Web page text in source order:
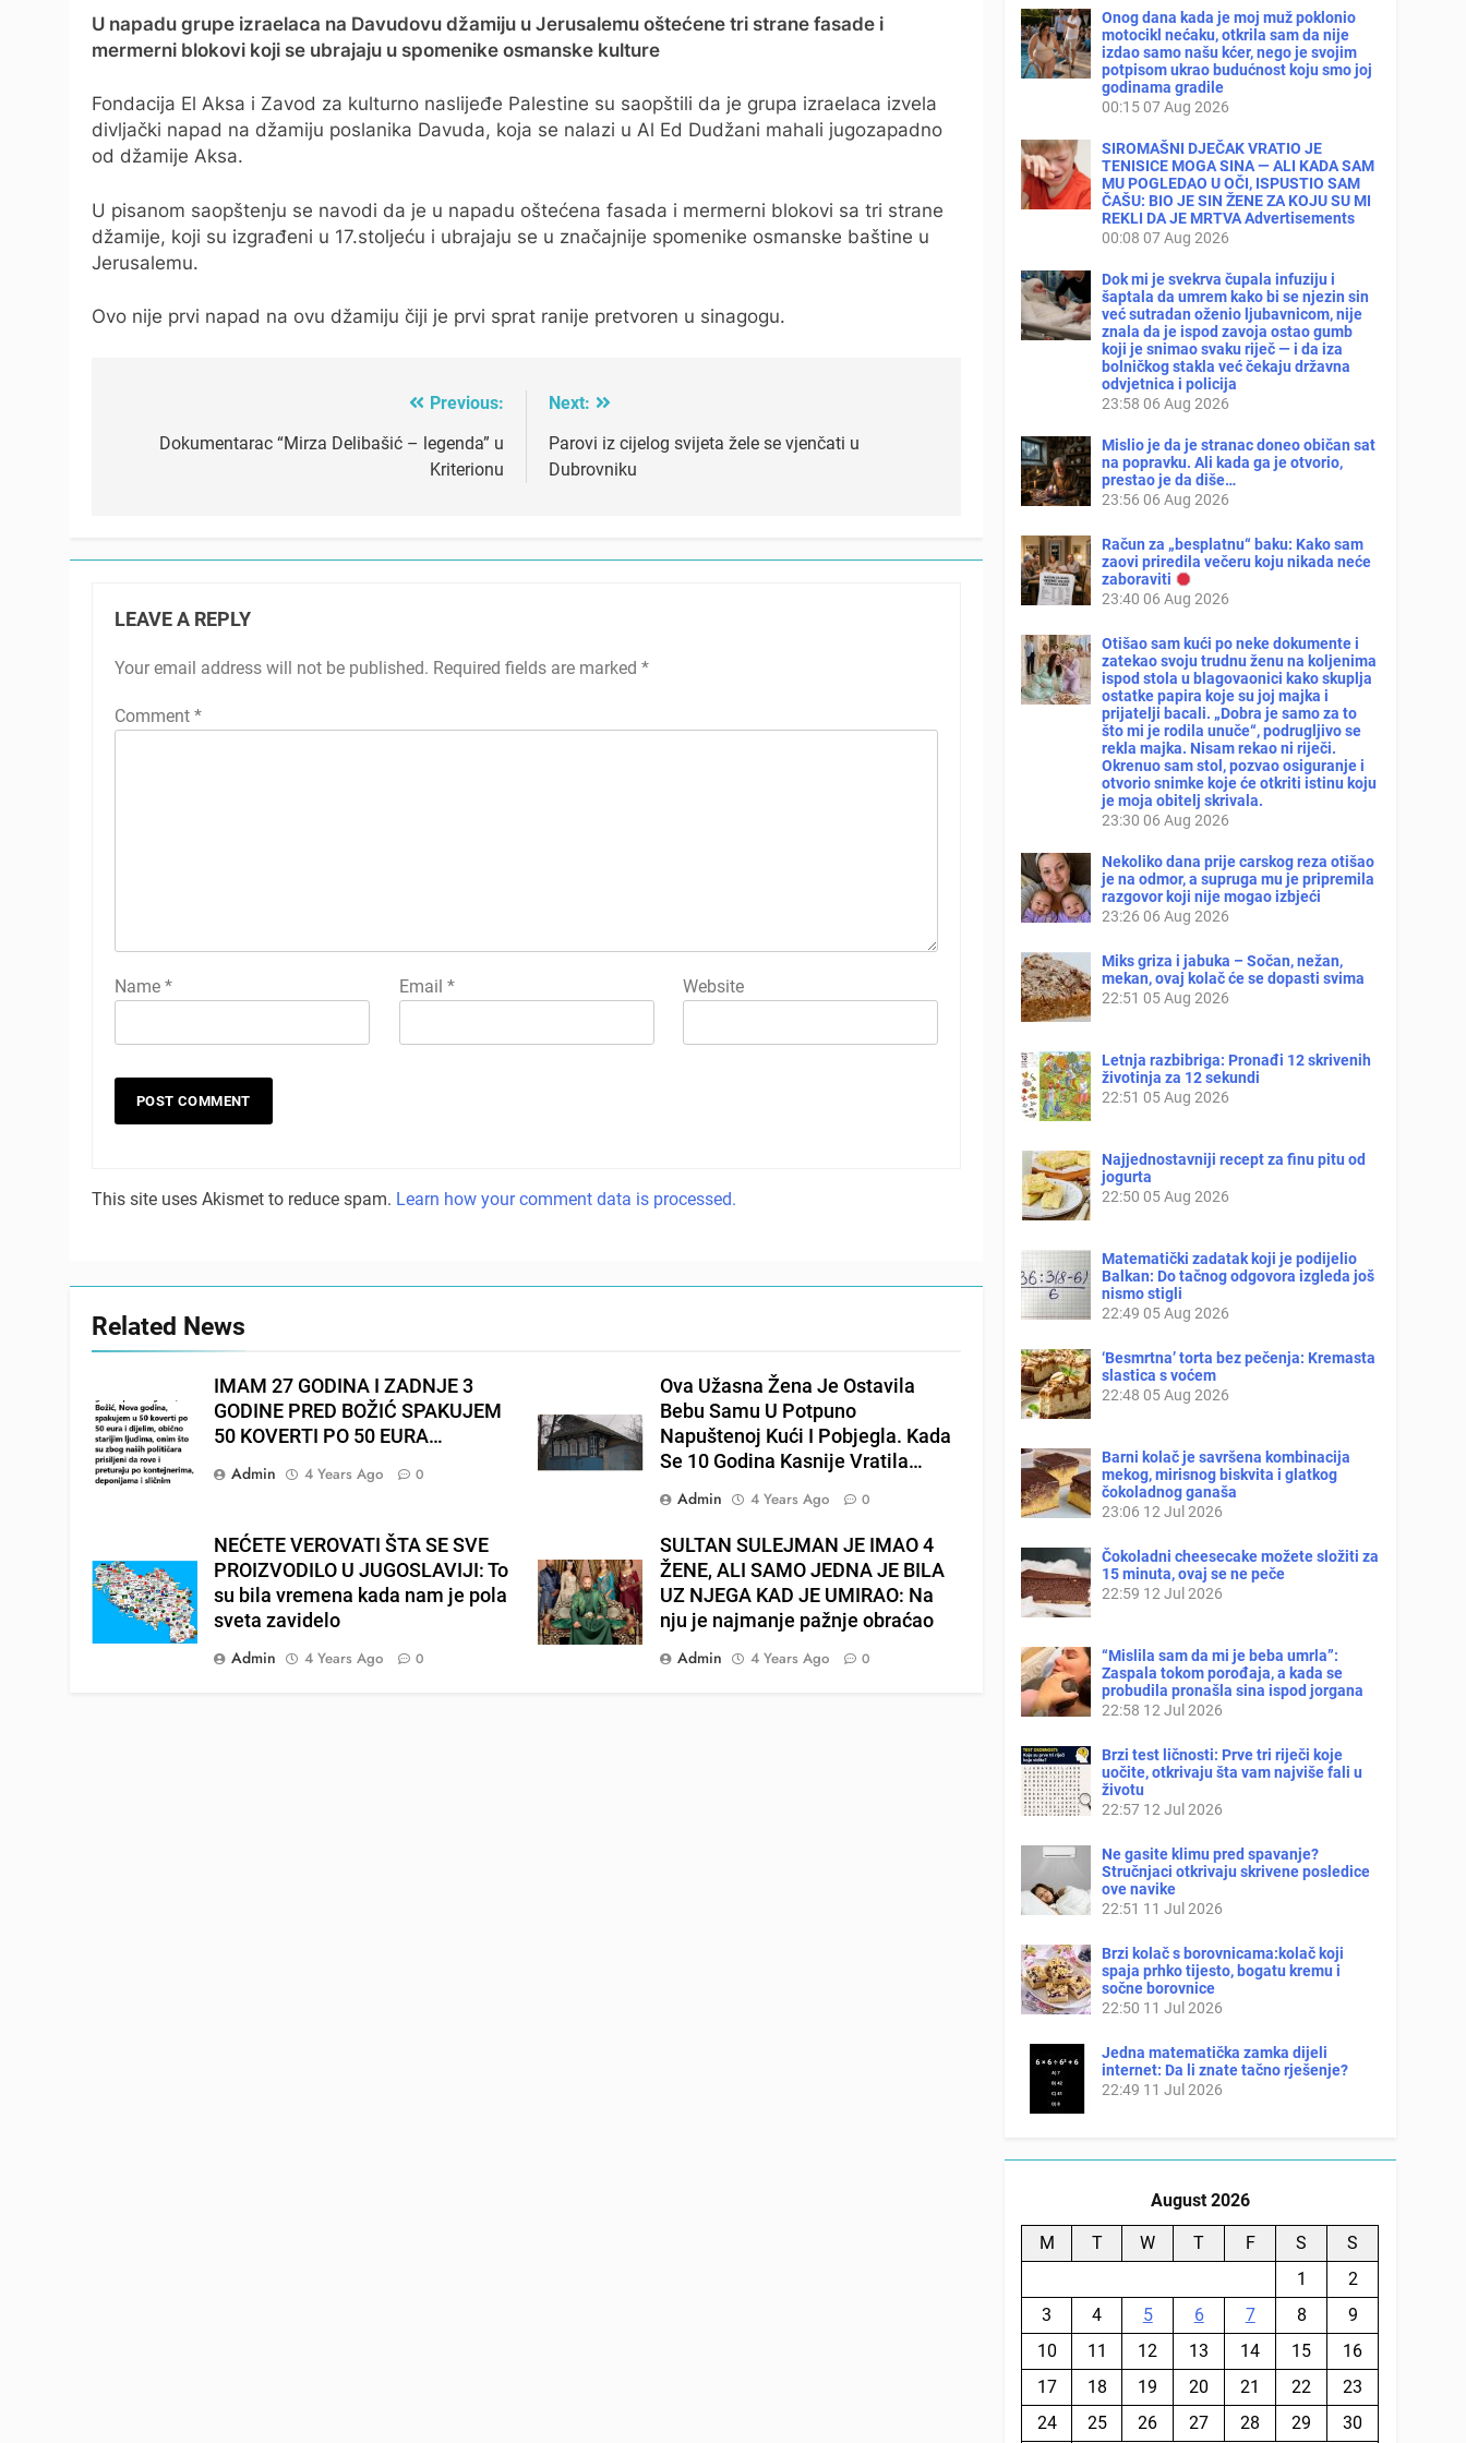
U napadu grupe izraelaca na Davudovu džamiju u Jerusalemu oštećene tri strane fasade i
mermerni blokovi koji se ubrajaju u spomenike osmanske kulture
Fondacija El Aksa i Zavod za kulturno naslijeđe Palestine su saopštili da je grupa izraelaca izvela
divljački napad na džamiju poslanika Davuda, koja se nalazi u Al Ed Dudžani mahali jugozapadno
od džamije Aksa.
U pisanom saopštenju se navodi da je u napadu oštećena fasada i mermerni blokovi sa tri strane
džamije, koji su izgrađeni u 17.stoljeću i ubrajaju se u značajnije spomenike osmanske baštine u
Jerusalemu.
Ovo nije prvi napad na ovu džamiju čiji je prvi sprat ranije pretvoren u sinagogu.
navigation
Previous:
Dokumentarac “Mirza Delibašić – legenda” u
Kriterionu
Next:
Parovi iz cijelog svijeta žele se vjenčati u
Dubrovniku
LEAVE A REPLY
Your email address will not be published. Required fields are marked *
Comment *
Name * Email * Website
This site uses Akismet to reduce spam. Learn how your comment data is processed.
Related News
IMAM 27 GODINA I ZADNJE 3
GODINE PRED BOŽIĆ SPAKUJEM
50 KOVERTI PO 50 EURA…
Admin
4 Years Ago 0
Ova Užasna Žena Je Ostavila
Bebu Samu U Potpuno
Napuštenoj Kući I Pobjegla. Kada
Se 10 Godina Kasnije Vratila…
Admin
4 Years Ago 0
NEĆETE VEROVATI ŠTA SE SVE
PROIZVODILO U JUGOSLAVIJI: To
su bila vremena kada nam je pola
sveta zavidelo
Admin
4 Years Ago 0
SULTAN SULEJMAN JE IMAO 4
ŽENE, ALI SAMO JEDNA JE BILA
UZ NJEGA KAD JE UMIRAO: Na
nju je najmanje pažnje obraćao
Admin
4 Years Ago 0
Onog dana kada je moj muž poklonio
motocikl nećaku, otkrila sam da nije
izdao samo našu kćer, nego je svojim
potpisom ukrao budućnost koju smo joj
godinama gradile
00:15 07 Aug 2026
SIROMAŠNI DJEČAK VRATIO JE
TENISICE MOGA SINA — ALI KADA SAM
MU POGLEDAO U OČI, ISPUSTIO SAM
ČAŠU: BIO JE SIN ŽENE ZA KOJU SU MI
REKLI DA JE MRTVA Advertisements
00:08 07 Aug 2026
Dok mi je svekrva čupala infuziju i
šaptala da umrem kako bi se njezin sin
već sutradan oženio ljubavnicom, nije
znala da je ispod zavoja ostao gumb
koji je snimao svaku riječ — i da iza
bolničkog stakla već čekaju državna
odvjetnica i policija
23:58 06 Aug 2026
Mislio je da je stranac doneo običan sat
na popravku. Ali kada ga je otvorio,
prestao je da diše…
23:56 06 Aug 2026
Račun za „besplatnu“ baku: Kako sam
zaovi priredila večeru koju nikada neće
zaboraviti
23:40 06 Aug 2026
Otišao sam kući po neke dokumente i
zatekao svoju trudnu ženu na koljenima
ispod stola u blagovaonici kako skuplja
ostatke papira koje su joj majka i
prijatelji bacali. „Dobra je samo za to
što mi je rodila unuče“, podrugljivo se
rekla majka. Nisam rekao ni riječi.
Okrenuo sam stol, pozvao osiguranje i
otvorio snimke koje će otkriti istinu koju
je moja obitelj skrivala.
23:30 06 Aug 2026
Nekoliko dana prije carskog reza otišao
je na odmor, a supruga mu je pripremila
razgovor koji nije mogao izbjeći
23:26 06 Aug 2026
Miks griza i jabuka – Sočan, nežan,
mekan, ovaj kolač će se dopasti svima
22:51 05 Aug 2026
Letnja razbibriga: Pronađi 12 skrivenih
životinja za 12 sekundi
22:51 05 Aug 2026
Najjednostavniji recept za finu pitu od
jogurta
22:50 05 Aug 2026
Matematički zadatak koji je podijelio
Balkan: Do tačnog odgovora izgleda još
nismo stigli
22:49 05 Aug 2026
‘Besmrtna’ torta bez pečenja: Kremasta
slastica s voćem
22:48 05 Aug 2026
Barni kolač je savršena kombinacija
mekog, mirisnog biskvita i glatkog
čokoladnog ganaša
23:06 12 Jul 2026
Čokoladni cheesecake možete složiti za
15 minuta, ovaj se ne peče
22:59 12 Jul 2026
“Mislila sam da mi je beba umrla”:
Zaspala tokom porođaja, a kada se
probudila pronašla sina ispod jorgana
22:58 12 Jul 2026
Brzi test ličnosti: Prve tri riječi koje
uočite, otkrivaju šta vam najviše fali u
životu
22:57 12 Jul 2026
Ne gasite klimu pred spavanje?
Stručnjaci otkrivaju skrivene posledice
ove navike
22:51 11 Jul 2026
Brzi kolač s borovnicama:kolač koji
spaja prhko tijesto, bogatu kremu i
sočne borovnice
22:50 11 Jul 2026
Jedna matematička zamka dijeli
internet: Da li znate tačno rješenje?
22:49 11 Jul 2026
August 2026
M T W T F S
S
1
2
3
4 5 6 7 8
9
10
11 12 13 14 15
16
17
18 19 20 21 22
23
24
25 26 27 28 29 30